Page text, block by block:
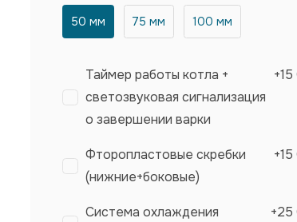
50 мм 75 мм 100 мм
Таймер работы котла +
светозвуковая сигнализация
о завершении варки
+
Фторопластовые скребки
(нижние+боковые)
+
Система охлаждения
+25